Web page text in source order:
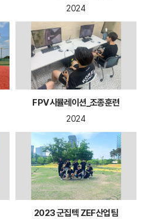
2024
FPV시뮬레이션_조종훈련
2024
2023 군집텍 ZEF산업팀